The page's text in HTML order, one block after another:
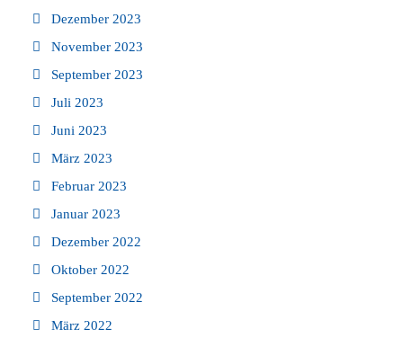
Dezember 2023
November 2023
September 2023
Juli 2023
Juni 2023
März 2023
Februar 2023
Januar 2023
Dezember 2022
Oktober 2022
September 2022
März 2022